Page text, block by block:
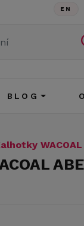
EN
BLOG
WACOAL